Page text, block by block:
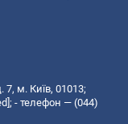
м. Київ, 01013;
; - телефон — (044)